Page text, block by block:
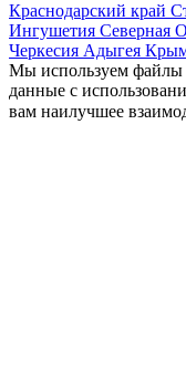
Краснодарский край
Ингушетия Северная
Черкесия Адыгея
Мы используем файлы
данные с
вам наилучшее